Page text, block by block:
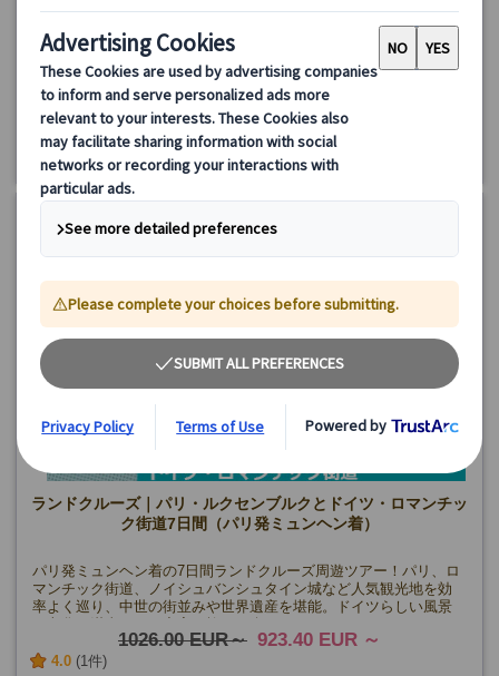
880.00 EUR 792.00 EUR
4.5 (2件)
詳細を見る
月曜日
7日間
《2026年4月～》6日間
ランドクルーズ｜パリ・ルクセンブルクとドイツ・ロマンチッ
ク街道7日間（パリ発ミュンヘン着）
パリ発ミュンヘン着の7日間ランドクルーズ周遊ツアー！パリ、ロ
マンチック街道、ノイシュバンシュタイン城など人気観光地を効
率よく巡り、中世の街並みや世界遺産を堪能。ドイツらしい風景
1026.00 EUR 923.40 EUR
4.0 (1件)